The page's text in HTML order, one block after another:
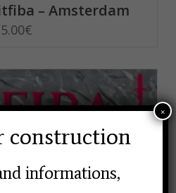
– Amsterdam
€
construction
informations,
×